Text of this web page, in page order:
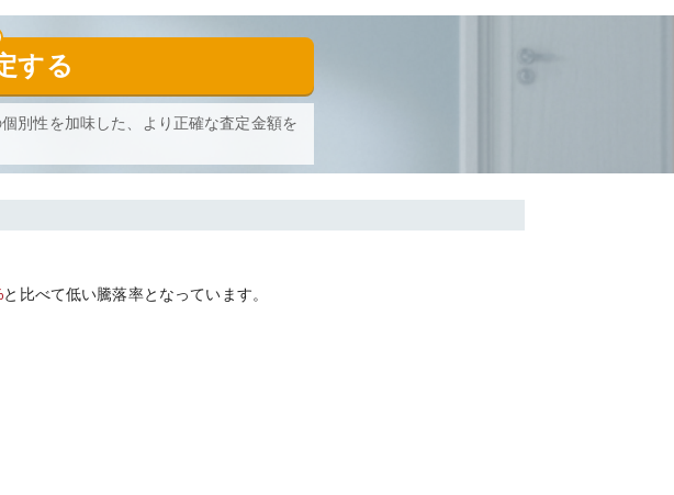
する
別性を加味した、より正確な査定金額を
と比べて低い騰落率となっています。